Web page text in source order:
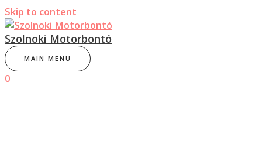
Skip to content
Szolnoki Motorbontó
MAIN MENU
0